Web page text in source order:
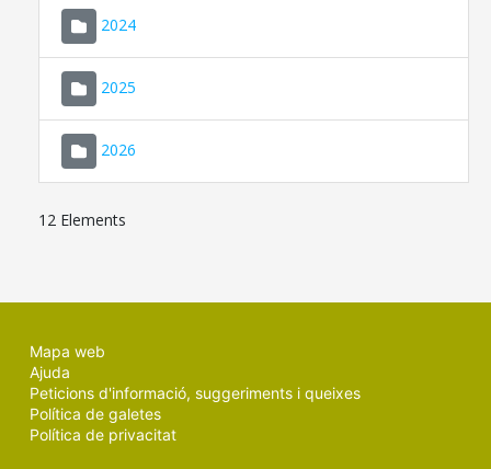
2024
2025
2026
12 Elements
Mapa web
Ajuda
Peticions d'informació, suggeriments i queixes
Política de galetes
Política de privacitat